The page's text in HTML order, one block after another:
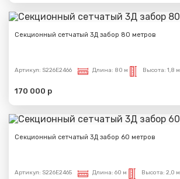
Секционный сетчатый 3Д забор 80 метров
Артикул: S226E2466 Длина: 80 м Высота: 1,8 м
170 000 р
Секционный сетчатый 3Д забор 60 метров
Артикул: S226E2465 Длина: 60 м Высота: 2,0 м